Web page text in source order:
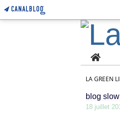
Home
LA GREEN
blog slow
18 juillet